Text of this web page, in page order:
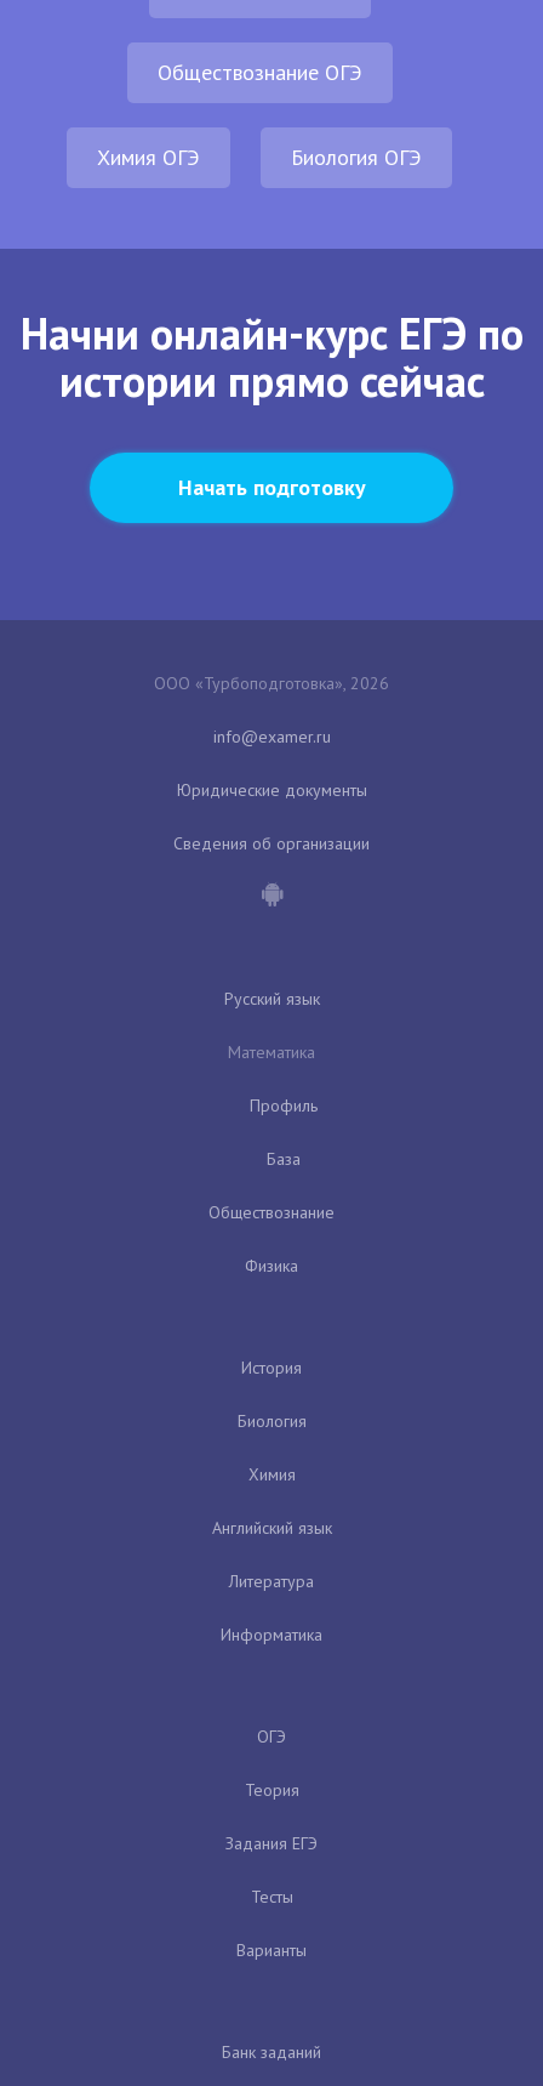
Обществознание ОГЭ
Химия ОГЭ Биология ОГЭ
Начни онлайн-курс ЕГЭ по
истории прямо сейчас
Начать подготовку
ООО «Турбоподготовка», 2026
Юридические документы
Сведения об организации
Русский язык
Математика
Профиль
База
Обществознание
Физика
История
Биология
Химия
Английский язык
Литература
Информатика
ОГЭ
Теория
Задания ЕГЭ
Тесты
Варианты
Банк заданий